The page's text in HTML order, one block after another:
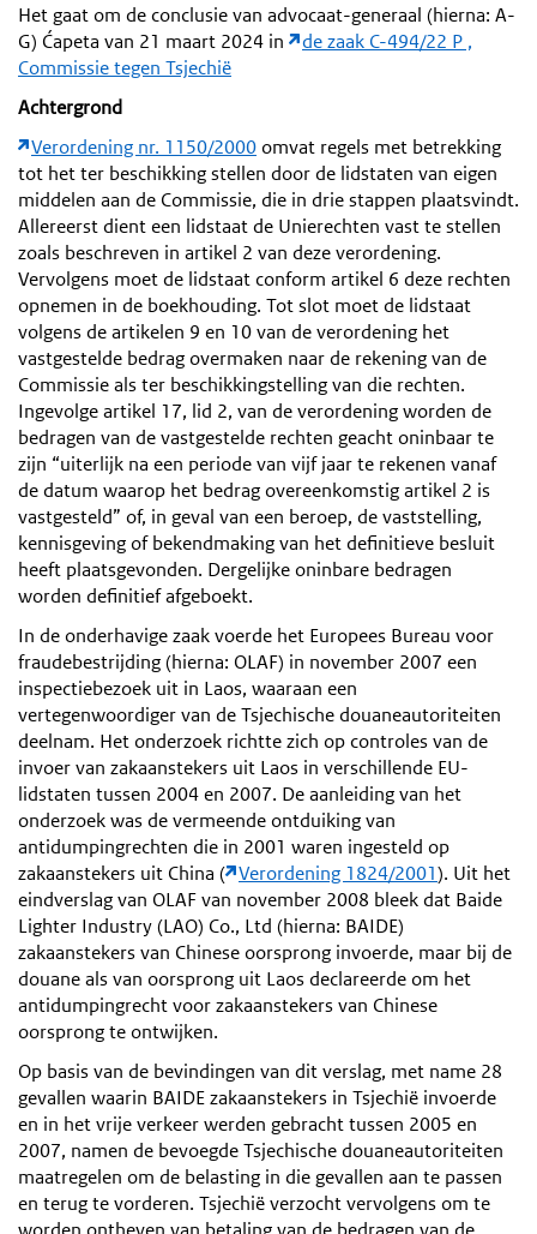
Het gaat om de conclusie van advocaat-generaal (hierna: A-
G) Ćapeta van 21 maart 2024 in
de zaak C-494/22 P ,
Commissie tegen Tsjechië
Achtergrond
Verordening nr. 1150/2000omvat regels met betrekking
tot het ter beschikking stellen door de lidstaten van eigen
middelen aan de Commissie, die in drie stappen plaatsvindt.
Allereerst dient een lidstaat de Unierechten vast te stellen
zoals beschreven in artikel 2 van deze verordening.
Vervolgens moet de lidstaat conform artikel 6 deze rechten
opnemen in de boekhouding. Tot slot moet de lidstaat
volgens de artikelen 9 en 10 van de verordening het
vastgestelde bedrag overmaken naar de rekening van de
Commissie als ter beschikkingstelling van die rechten.
Ingevolge artikel 17, lid 2, van de verordening worden de
bedragen van de vastgestelde rechten geacht oninbaar te
zijn “uiterlijk na een periode van vijf jaar te rekenen vanaf
de datum waarop het bedrag overeenkomstig artikel 2 is
vastgesteld” of, in geval van een beroep, de vaststelling,
kennisgeving of bekendmaking van het definitieve besluit
heeft plaatsgevonden. Dergelijke oninbare bedragen
worden definitief afgeboekt.
In de onderhavige zaak voerde het Europees Bureau voor
fraudebestrijding (hierna: OLAF) in november 2007 een
inspectiebezoek uit in Laos, waaraan een
vertegenwoordiger van de Tsjechische douaneautoriteiten
deelnam. Het onderzoek richtte zich op controles van de
invoer van zakaanstekers uit Laos in verschillende EU-
lidstaten tussen 2004 en 2007. De aanleiding van het
onderzoek was de vermeende ontduiking van
antidumpingrechten die in 2001 waren ingesteld op
zakaanstekers uit China ( Verordening 1824/2001). Uit het
eindverslag van OLAF van november 2008 bleek dat Baide
Lighter Industry (LAO) Co., Ltd (hierna: BAIDE)
zakaanstekers van Chinese oorsprong invoerde, maar bij de
douane als van oorsprong uit Laos declareerde om het
antidumpingrecht voor zakaanstekers van Chinese
oorsprong te ontwijken.
Op basis van de bevindingen van dit verslag, met name 28
gevallen waarin BAIDE zakaanstekers in Tsjechië invoerde
en in het vrije verkeer werden gebracht tussen 2005 en
2007, namen de bevoegde Tsjechische douaneautoriteiten
maatregelen om de belasting in die gevallen aan te passen
en terug te vorderen. Tsjechië verzocht vervolgens om te